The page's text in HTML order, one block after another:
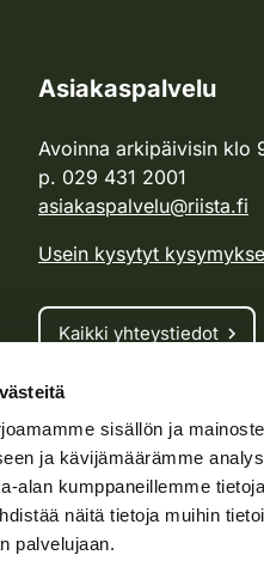
sisällön ja
ja kävijämäärämme
alan kumppaneillemme
näitä tietoja muihin
palvelujaan.
Asiakaspalvelu
Avoinna arkipäivisin klo
p. 029 431 2001
asiakaspalvelu@riista.fi
Usein kysytyt
Kaikki yhteystiedot
Metsästyskortti-asiat
Oma riista -asiat
Lupa-asiat